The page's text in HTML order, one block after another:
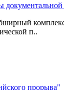
п..